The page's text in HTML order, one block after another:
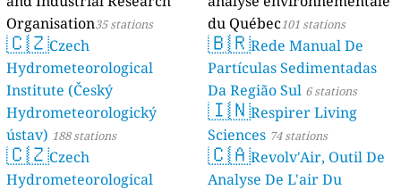
Organisation35 stations
🇨🇿Czech
Hydrometeorological
Institute (Český
Hydrometeorologický
ústav) 188 stations
🇨🇿Czech
Hydrometeorological
du Québec101 stations
🇧🇷Rede Manual De
Partículas Sedimentadas
Da Região Sul 6 stations
🇮🇳Respirer Living
Sciences 74 stations
🇨🇦Revolv'Air, Outil De
Analyse De L'air Du